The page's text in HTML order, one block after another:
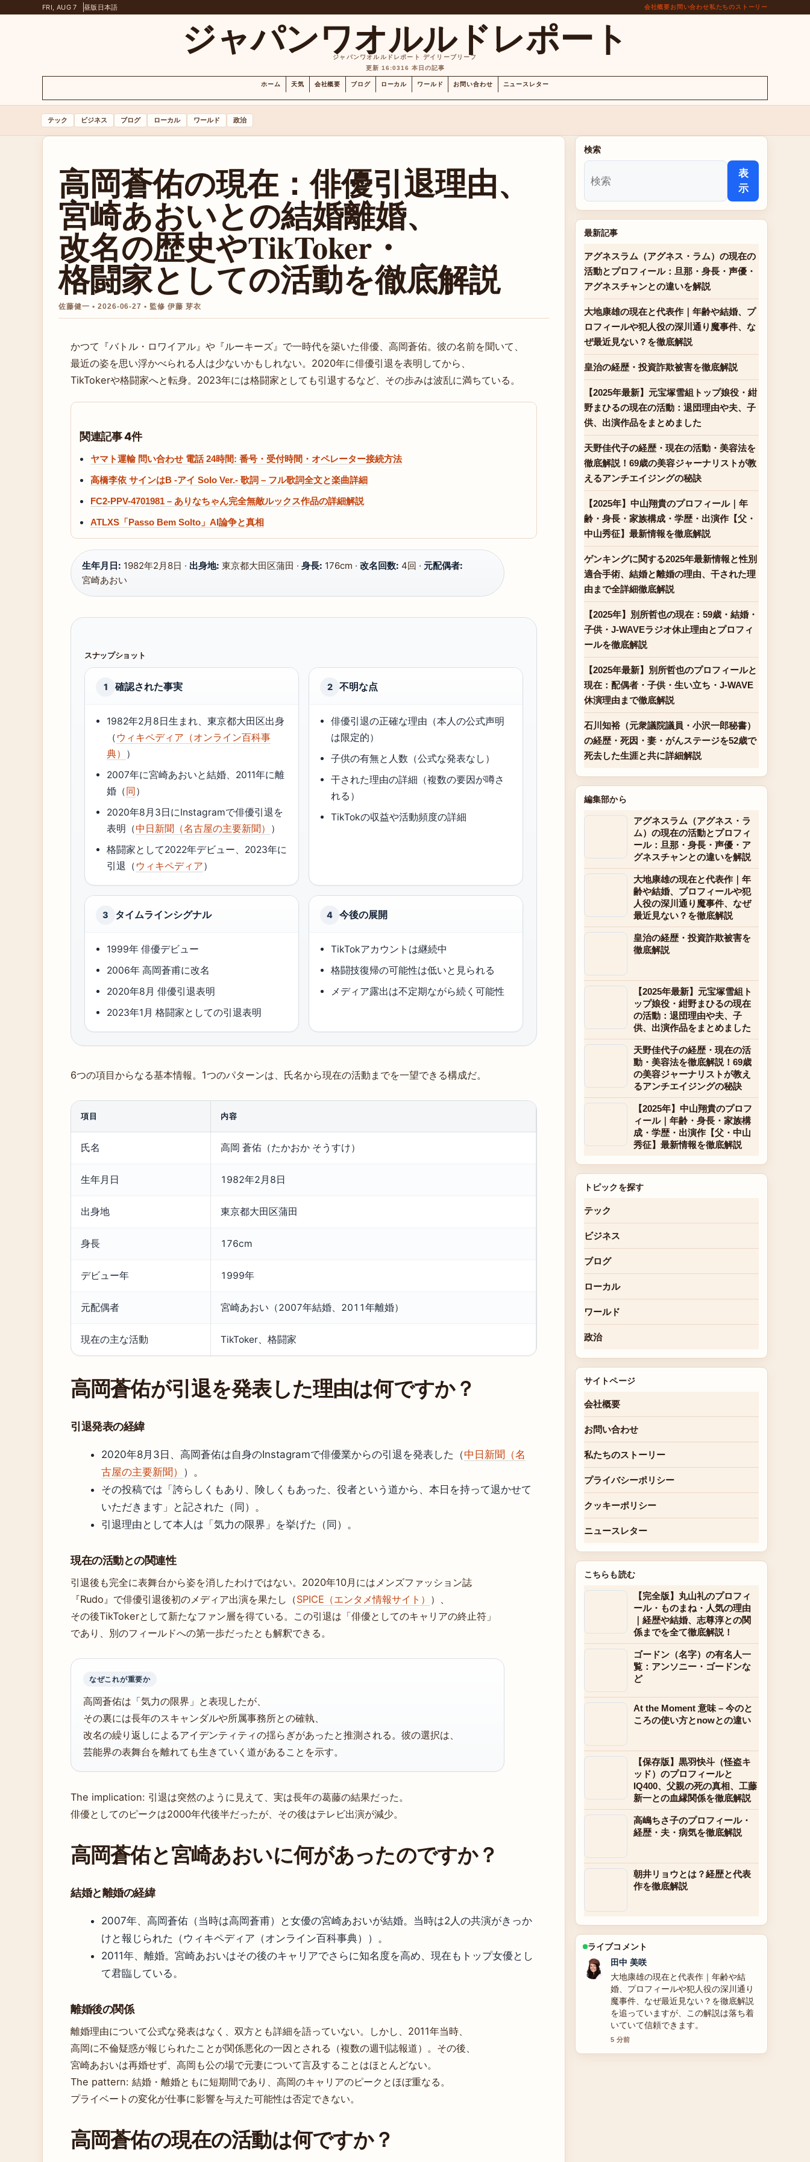
FRI, AUG 7 昼版 日本語 会社概要お問い合わせ私たちのストーリー
ジャパンワオルルドレポート
ジャパンワオルルドレポート デイリーブリーフ
更新 16:0316 本日の記事
ホーム 天気 会社概要 ブログ ローカル ワールド お問い合わせ ニュースレター
テック ビジネス ブログ ローカル ワールド 政治
高岡蒼佑の現在：俳優引退理由、
宮崎あおいとの結婚離婚、
改名の歴史やTikToker・
格闘家としての活動を徹底解説
佐藤健一 • 2026-06-27 • 監修 伊藤 芽衣
かつて『バトル・ロワイアル』や『ルーキーズ』で一時代を築いた俳優、高岡蒼佑。彼の名前を聞いて、
最近の姿を思い浮かべられる人は少ないかもしれない。2020年に俳優引退を表明してから、
TikTokerや格闘家へと転身。2023年には格闘家としても引退するなど、その歩みは波乱に満ちている。
関連記事 4件
ヤマト運輸 問い合わせ 電話 24時間: 番号・受付時間・オペレーター接続方法
高橋李依 サインはB -アイ Solo Ver.- 歌詞 – フル歌詞全文と楽曲詳細
FC2-PPV-4701981 – ありなちゃん完全無敵ルックス作品の詳細解説
ATLXS「Passo Bem Solto」AI論争と真相
生年月日: 1982年2月8日 · 出身地: 東京都大田区蒲田 · 身長: 176cm · 改名回数: 4回 · 元配偶者:
宮崎あおい
スナップショット
1 確認された事実
1982年2月8日生まれ、東京都大田区出身
（ ウィキペディア（オンライン百科事
典） ）
2007年に宮崎あおいと結婚、2011年に離
婚（同）
2020年8月3日にInstagramで俳優引退を
表明（中日新聞（名古屋の主要新聞） ）
格闘家として2022年デビュー、2023年に
引退（ ウィキペディア）
2 不明な点
俳優引退の正確な理由（本人の公式声明
は限定的）
子供の有無と人数（公式な発表なし）
干された理由の詳細（複数の要因が噂さ
れる）
TikTokの収益や活動頻度の詳細
3 タイムラインシグナル
1999年 俳優デビュー
2006年 高岡蒼甫に改名
2020年8月 俳優引退表明
2023年1月 格闘家としての引退表明
4 今後の展開
TikTokアカウントは継続中
格闘技復帰の可能性は低いと見られる
メディア露出は不定期ながら続く可能性
6つの項目からなる基本情報。1つのパターンは、氏名から現在の活動までを一望できる構成だ。
項目 内容
氏名 高岡 蒼佑（たかおか そうすけ）
生年月日 1982年2月8日
出身地 東京都大田区蒲田
身長 176cm
デビュー年 1999年
元配偶者 宮崎あおい（2007年結婚、2011年離婚）
現在の主な活動 TikToker、格闘家
高岡蒼佑が引退を発表した理由は何ですか？
引退発表の経緯
2020年8月3日、高岡蒼佑は自身のInstagramで俳優業からの引退を発表した（中日新聞（名
古屋の主要新聞） ）。
その投稿では「誇らしくもあり、険しくもあった、役者という道から、本日を持って退かせて
いただきます」と記された（同）。
引退理由として本人は「気力の限界」を挙げた（同）。
現在の活動との関連性
引退後も完全に表舞台から姿を消したわけではない。2020年10月にはメンズファッション誌
『Rudo』で俳優引退後初のメディア出演を果たし（SPICE（エンタメ情報サイト） ）、
その後TikTokerとして新たなファン層を得ている。この引退は「俳優としてのキャリアの終止符」
であり、別のフィールドへの第一歩だったとも解釈できる。
なぜこれが重要か
高岡蒼佑は「気力の限界」と表現したが、
その裏には長年のスキャンダルや所属事務所との確執、
改名の繰り返しによるアイデンティティの揺らぎがあったと推測される。彼の選択は、
芸能界の表舞台を離れても生きていく道があることを示す。
The implication: 引退は突然のように見えて、実は長年の葛藤の結果だった。
俳優としてのピークは2000年代後半だったが、その後はテレビ出演が減少。
高岡蒼佑と宮崎あおいに何があったのですか？
結婚と離婚の経緯
2007年、高岡蒼佑（当時は高岡蒼甫）と女優の宮崎あおいが結婚。当時は2人の共演がきっか
けと報じられた（ウィキペディア（オンライン百科事典））。
2011年、離婚。宮崎あおいはその後のキャリアでさらに知名度を高め、現在もトップ女優とし
て君臨している。
離婚後の関係
離婚理由について公式な発表はなく、双方とも詳細を語っていない。しかし、2011年当時、
高岡に不倫疑惑が報じられたことが関係悪化の一因とされる（複数の週刊誌報道）。その後、
宮崎あおいは再婚せず、高岡も公の場で元妻について言及することはほとんどない。
The pattern: 結婚・離婚ともに短期間であり、高岡のキャリアのピークとほぼ重なる。
プライベートの変化が仕事に影響を与えた可能性は否定できない。
高岡蒼佑の現在の活動は何ですか？
検索
表
示
最新記事
アグネスラム（アグネス・ラム）の現在の
活動とプロフィール：旦那・身長・声優・
アグネスチャンとの違いを解説
大地康雄の現在と代表作｜年齢や結婚、プ
ロフィールや犯人役の深川通り魔事件、な
ぜ最近見ない？を徹底解説
皇治の経歴・投資詐欺被害を徹底解説
【2025年最新】元宝塚雪組トップ娘役・紺
野まひるの現在の活動：退団理由や夫、子
供、出演作品をまとめました
天野佳代子の経歴・現在の活動・美容法を
徹底解説！69歳の美容ジャーナリストが教
えるアンチエイジングの秘訣
【2025年】中山翔貴のプロフィール｜年
齢・身長・家族構成・学歴・出演作【父・
中山秀征】最新情報を徹底解説
ゲンキングに関する2025年最新情報と性別
適合手術、結婚と離婚の理由、干された理
由まで全詳細徹底解説
【2025年】別所哲也の現在：59歳・結婚・
子供・J-WAVEラジオ休止理由とプロフィ
ールを徹底解説
【2025年最新】別所哲也のプロフィールと
現在：配偶者・子供・生い立ち・J-WAVE
休演理由まで徹底解説
石川知裕（元衆議院議員・小沢一郎秘書）
の経歴・死因・妻・がんステージを52歳で
死去した生涯と共に詳細解説
編集部から
アグネスラム（アグネス・ラ
ム）の現在の活動とプロフィ
ール：旦那・身長・声優・ア
グネスチャンとの違いを解説
大地康雄の現在と代表作｜年
齢や結婚、プロフィールや犯
人役の深川通り魔事件、なぜ
最近見ない？を徹底解説
皇治の経歴・投資詐欺被害を
徹底解説
【2025年最新】元宝塚雪組ト
ップ娘役・紺野まひるの現在
の活動：退団理由や夫、子
供、出演作品をまとめました
天野佳代子の経歴・現在の活
動・美容法を徹底解説！69歳
の美容ジャーナリストが教え
るアンチエイジングの秘訣
【2025年】中山翔貴のプロフ
ィール｜年齢・身長・家族構
成・学歴・出演作【父・中山
秀征】最新情報を徹底解説
トピックを探す
テック
ビジネス
ブログ
ローカル
ワールド
政治
サイトページ
会社概要
お問い合わせ
私たちのストーリー
プライバシーポリシー
クッキーポリシー
ニュースレター
こちらも読む
【完全版】丸山礼のプロフィ
ール・ものまね・人気の理由
｜経歴や結婚、志尊淳との関
係までを全て徹底解説！
ゴードン（名字）の有名人一
覧：アンソニー・ゴードンな
ど
At the Moment 意味 – 今のと
ころの使い方とnowとの違い
【保存版】黒羽快斗（怪盗キ
ッド）のプロフィールと
IQ400、父親の死の真相、工藤
新一との血縁関係を徹底解説
高嶋ちさ子のプロフィール・
経歴・夫・病気を徹底解説
朝井リョウとは？経歴と代表
作を徹底解説
ライブコメント
田中 美咲
大地康雄の現在と代表作｜年齢や結
婚、プロフィールや犯人役の深川通り
魔事件、なぜ最近見ない？を徹底解説
を追っていますが、この解説は落ち着
いていて信頼できます。
5 分前